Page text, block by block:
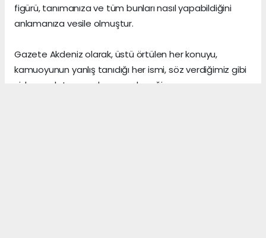
figürü, tanımanıza ve tüm bunları nasıl yapabildiğini
anlamanıza vesile olmuştur.
Gazete Akdeniz olarak, üstü örtülen her konuyu,
kamuoyunun yanlış tanıdığı her ismi, söz verdiğimiz gibi
sizlere anlatmaya devam edeceğiz.